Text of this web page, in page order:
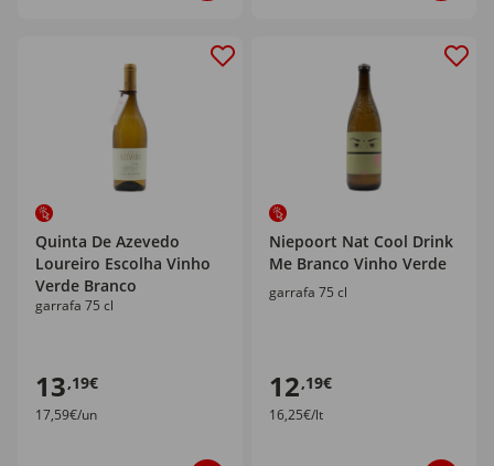
Quinta De Azevedo
Loureiro Escolha Vinho
Verde Branco
garrafa 75 cl
13,19€
17,59€/un
Niepoort Nat Cool Drink
Me Branco Vinho Verde
garrafa 75 cl
12,19€
16,25€/lt